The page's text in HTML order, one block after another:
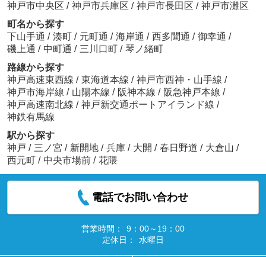
神戸市中央区 / 神戸市兵庫区 / 神戸市長田区 / 神戸市灘区
町名から探す
下山手通 / 湊町 / 元町通 / 海岸通 / 西多聞通 / 御幸通 /
磯上通 / 中町通 / 三川口町 / 琴ノ緒町
路線から探す
神戸高速東西線 / 東海道本線 / 神戸市西神・山手線 /
神戸市海岸線 / 山陽本線 / 阪神本線 / 阪急神戸本線 /
神戸高速南北線 / 神戸新交通ポートアイランド線 /
神鉄有馬線
駅から探す
神戸 / 三ノ宮 / 新開地 / 兵庫 / 大開 / 春日野道 / 大倉山 /
西元町 / 中央市場前 / 花隈
電話でお問い合わせ
営業時間：
9：00～19：00
定休日：
水曜日